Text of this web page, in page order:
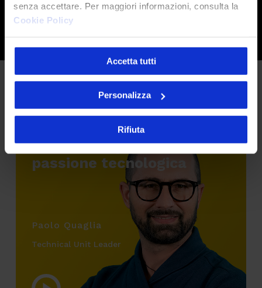
senza accettare. Per maggiori informazioni, consulta la
Cookie Policy
Accetta tutti
Personalizza
Rifiuta
Lavoro di squadra e
passione tecnologica
Paolo Quaglia
Technical Unit Leader
Play